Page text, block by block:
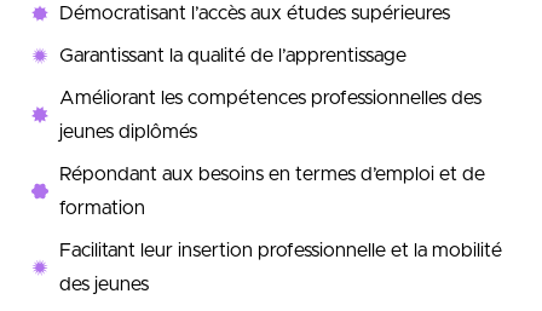
Démocratisant l’accès aux études supérieures
Garantissant la qualité de l’apprentissage
Améliorant les compétences professionnelles des
jeunes diplômés
Répondant aux besoins en termes d’emploi et de
formation
Facilitant leur insertion professionnelle et la mobilité
des jeunes